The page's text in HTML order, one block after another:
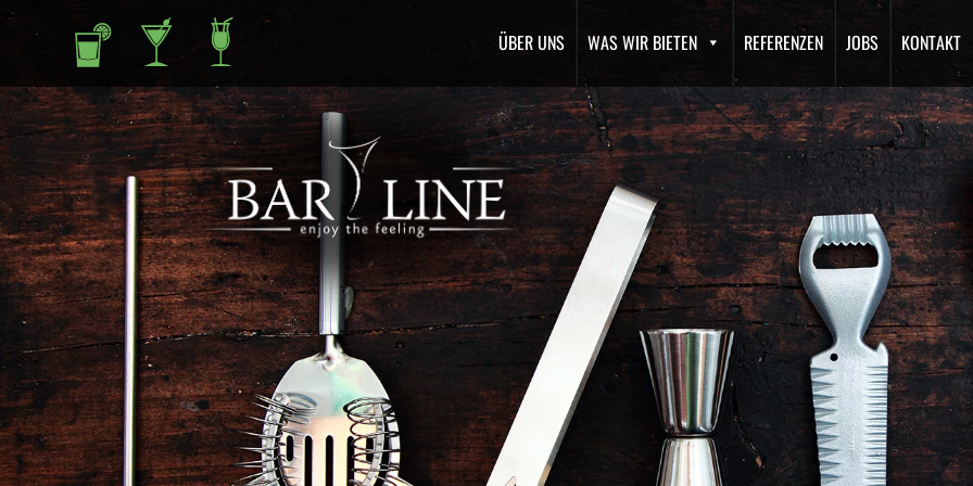
ÜBER UNS WAS WIR BIETEN REFERENZEN JOBS KONTAKT